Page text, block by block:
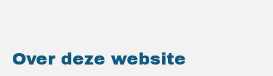
Over deze website